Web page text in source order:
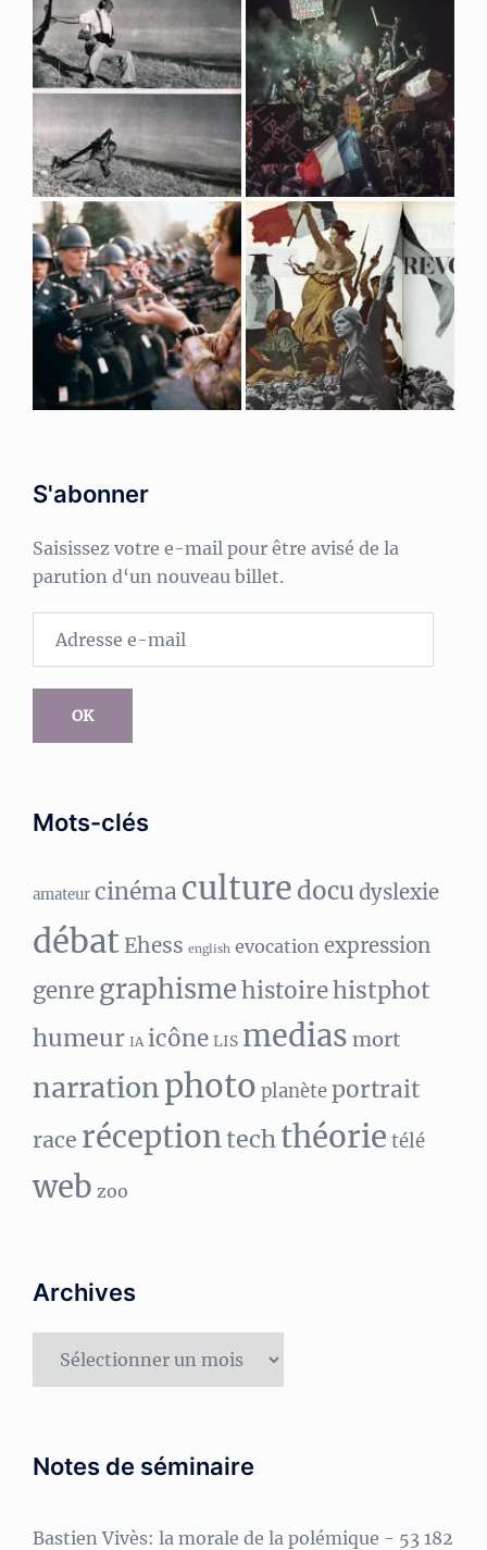
S'abonner
Saisissez votre e-mail pour être avisé de la
parution d‘un nouveau billet.
OK
Mots-clés
amateur cinémaculture docu dyslexie
débat Ehess english evocation expression
genregraphismehistoirehistphot
humeur IA icône LIS medias mort
narrationphoto planèteportrait
race réceptiontechthéorie télé
web zoo
Archives
Notes de séminaire
Bastien Vivès: la morale de la polémique - 53 182